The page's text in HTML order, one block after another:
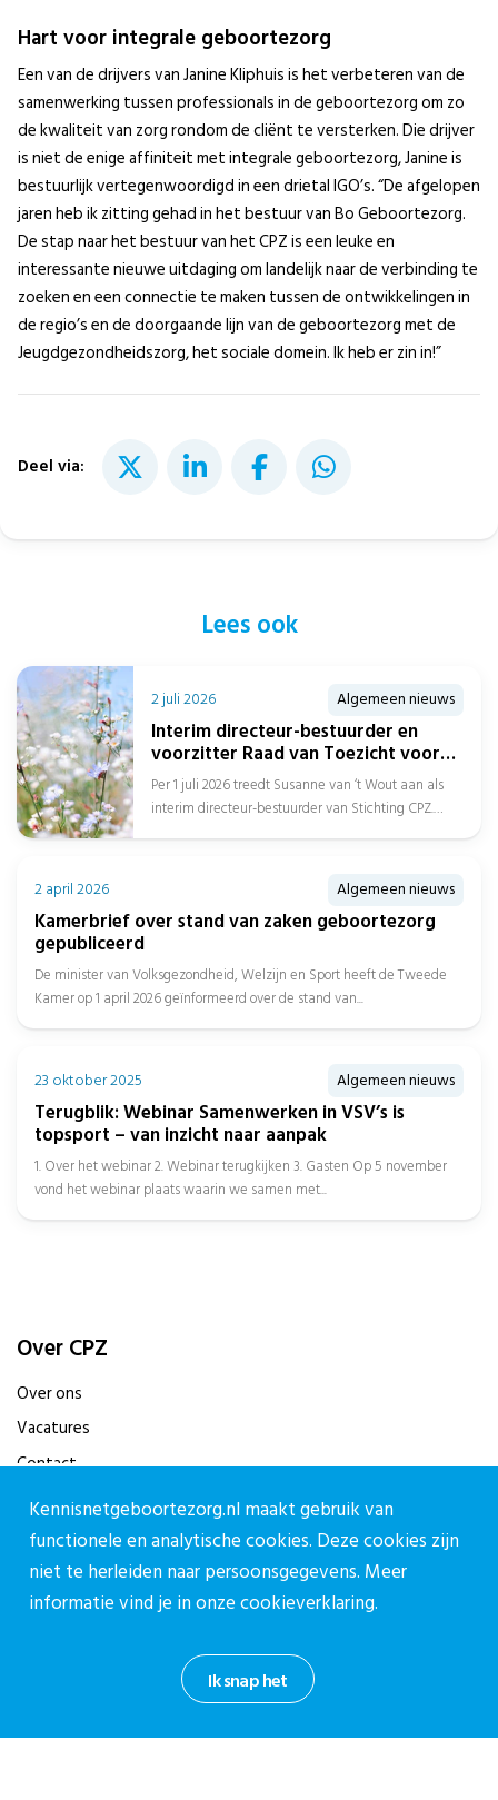
Hart voor integrale geboortezorg
Een van de drijvers van Janine Kliphuis is het verbeteren van de
samenwerking tussen professionals in de geboortezorg om zo
de kwaliteit van zorg rondom de cliënt te versterken. Die drijver
is niet de enige affiniteit met integrale geboortezorg, Janine is
bestuurlijk vertegenwoordigd in een drietal IGO’s. “De afgelopen
jaren heb ik zitting gehad in het bestuur van Bo Geboortezorg.
De stap naar het bestuur van het CPZ is een leuke en
interessante nieuwe uitdaging om landelijk naar de verbinding te
zoeken en een connectie te maken tussen de ontwikkelingen in
de regio’s en de doorgaande lijn van de geboortezorg met de
Jeugdgezondheidszorg, het sociale domein. Ik heb er zin in!”
Deel via:
Lees ook
2 juli 2026 Algemeen nieuws
Interim directeur-bestuurder en
voorzitter Raad van Toezicht voor
Stichting CPZ
Per 1 juli 2026 treedt Susanne van ‘t Wout aan als
interim directeur-bestuurder van Stichting CPZ.
2 april 2026 Algemeen nieuws
Kamerbrief over stand van zaken geboortezorg
gepubliceerd
De minister van Volksgezondheid, Welzijn en Sport heeft de Tweede
Kamer op 1 april 2026 geïnformeerd over de stand van...
23 oktober 2025 Algemeen nieuws
Terugblik: Webinar Samenwerken in VSV’s is
topsport – van inzicht naar aanpak
1. Over het webinar 2. Webinar terugkijken 3. Gasten Op 5 november
vond het webinar plaats waarin we samen met...
Over CPZ
Over ons
Vacatures
Contact
Contact
Contactpagina
030-27 39 786
Mercatorlaan 1200, 3528 BL Utrecht
Blijf op de hoogte
Ik snap het
Kennisnetgeboortezorg.nl maakt gebruik van
functionele en analytische cookies. Deze cookies zijn
niet te herleiden naar persoonsgegevens. Meer
informatie vind je in onzecookieverklaring.